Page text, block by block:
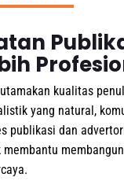
kualitas
yang natural,
publikasi dan